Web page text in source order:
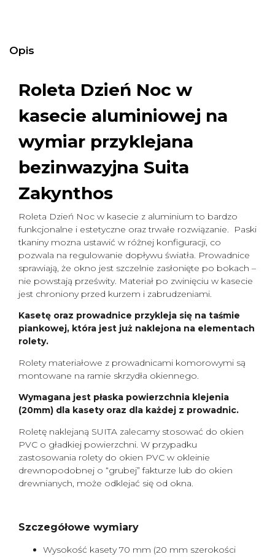
Opis
Roleta Dzień Noc w
kasecie aluminiowej na
wymiar przyklejana
bezinwazyjna Suita
Zakynthos
Roleta Dzień Noc w kasecie z aluminium to bardzo
funkcjonalne i estetyczne oraz trwałe rozwiązanie. Paski
tkaniny mozna ustawić w różnej konfiguracji, co
pozwala na regulowanie dopływu światła. Prowadnice
sprawiają, że okno jest szczelnie zasłonięte po bokach –
nie powstają prześwity. Materiał po zwinięciu w kasecie
jest chroniony przed kurzem i zabrudzeniami.
Kasetę oraz prowadnice przykleja się na taśmie
piankowej, która jest już naklejona na elementach
rolety.
Rolety materiałowe z prowadnicami komorowymi są
montowane na ramie skrzydła okiennego.
Wymagana jest płaska powierzchnia klejenia
(20mm) dla kasety oraz dla każdej z prowadnic.
Roletę naklejaną SUITA zalecamy stosować do okien
PVC o gładkiej powierzchni. W przypadku
zastosowania rolety do okien PVC w okleinie
drewnopodobnej o “grubej” fakturze lub do okien
drewnianych, może odklejać się od okna.
Szczegółowe wymiary
Wysokość kasety 70 mm (20 mm szerokości